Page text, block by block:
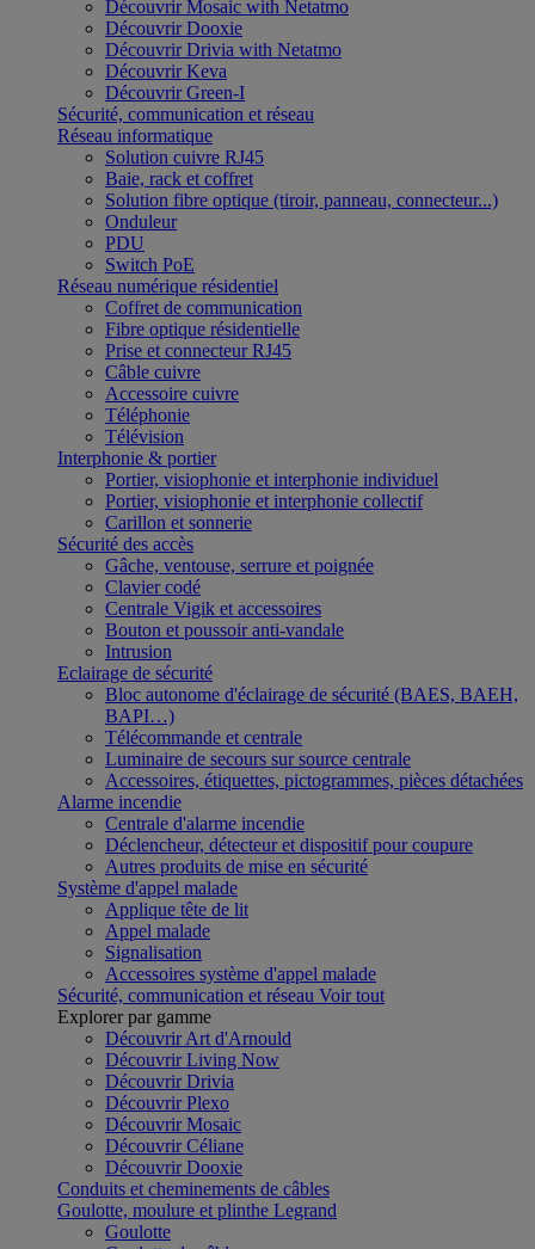
Découvrir Mosaic with Netatmo
Découvrir Dooxie
Découvrir Drivia with Netatmo
Découvrir Keva
Découvrir Green-I
Sécurité, communication et réseau
Réseau informatique
Solution cuivre RJ45
Baie, rack et coffret
Solution fibre optique (tiroir, panneau, connecteur...)
Onduleur
PDU
Switch PoE
Réseau numérique résidentiel
Coffret de communication
Fibre optique résidentielle
Prise et connecteur RJ45
Câble cuivre
Accessoire cuivre
Téléphonie
Télévision
Interphonie & portier
Portier, visiophonie et interphonie individuel
Portier, visiophonie et interphonie collectif
Carillon et sonnerie
Sécurité des accès
Gâche, ventouse, serrure et poignée
Clavier codé
Centrale Vigik et accessoires
Bouton et poussoir anti-vandale
Intrusion
Eclairage de sécurité
Bloc autonome d'éclairage de sécurité (BAES, BAEH,
BAPI…)
Télécommande et centrale
Luminaire de secours sur source centrale
Accessoires, étiquettes, pictogrammes, pièces détachées
Alarme incendie
Centrale d'alarme incendie
Déclencheur, détecteur et dispositif pour coupure
Autres produits de mise en sécurité
Système d'appel malade
Applique tête de lit
Appel malade
Signalisation
Accessoires système d'appel malade
Sécurité, communication et réseau Voir tout
Explorer par gamme
Découvrir Art d'Arnould
Découvrir Living Now
Découvrir Drivia
Découvrir Plexo
Découvrir Mosaic
Découvrir Céliane
Découvrir Dooxie
Conduits et cheminements de câbles
Goulotte, moulure et plinthe Legrand
Goulotte